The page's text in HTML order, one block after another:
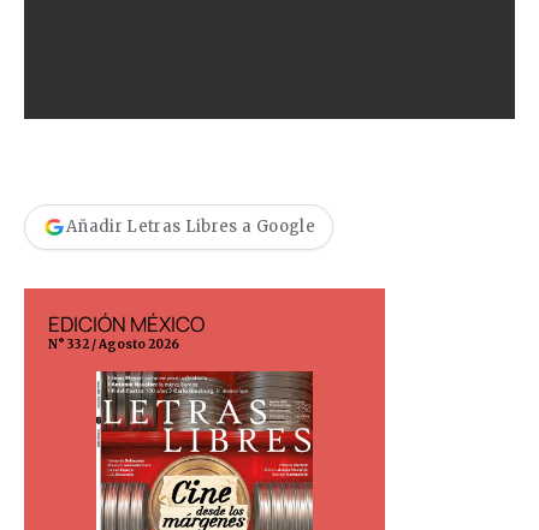
Añadir Letras Libres a Google
EDICIÓN MÉXICO
N° 332 / Agosto 2026